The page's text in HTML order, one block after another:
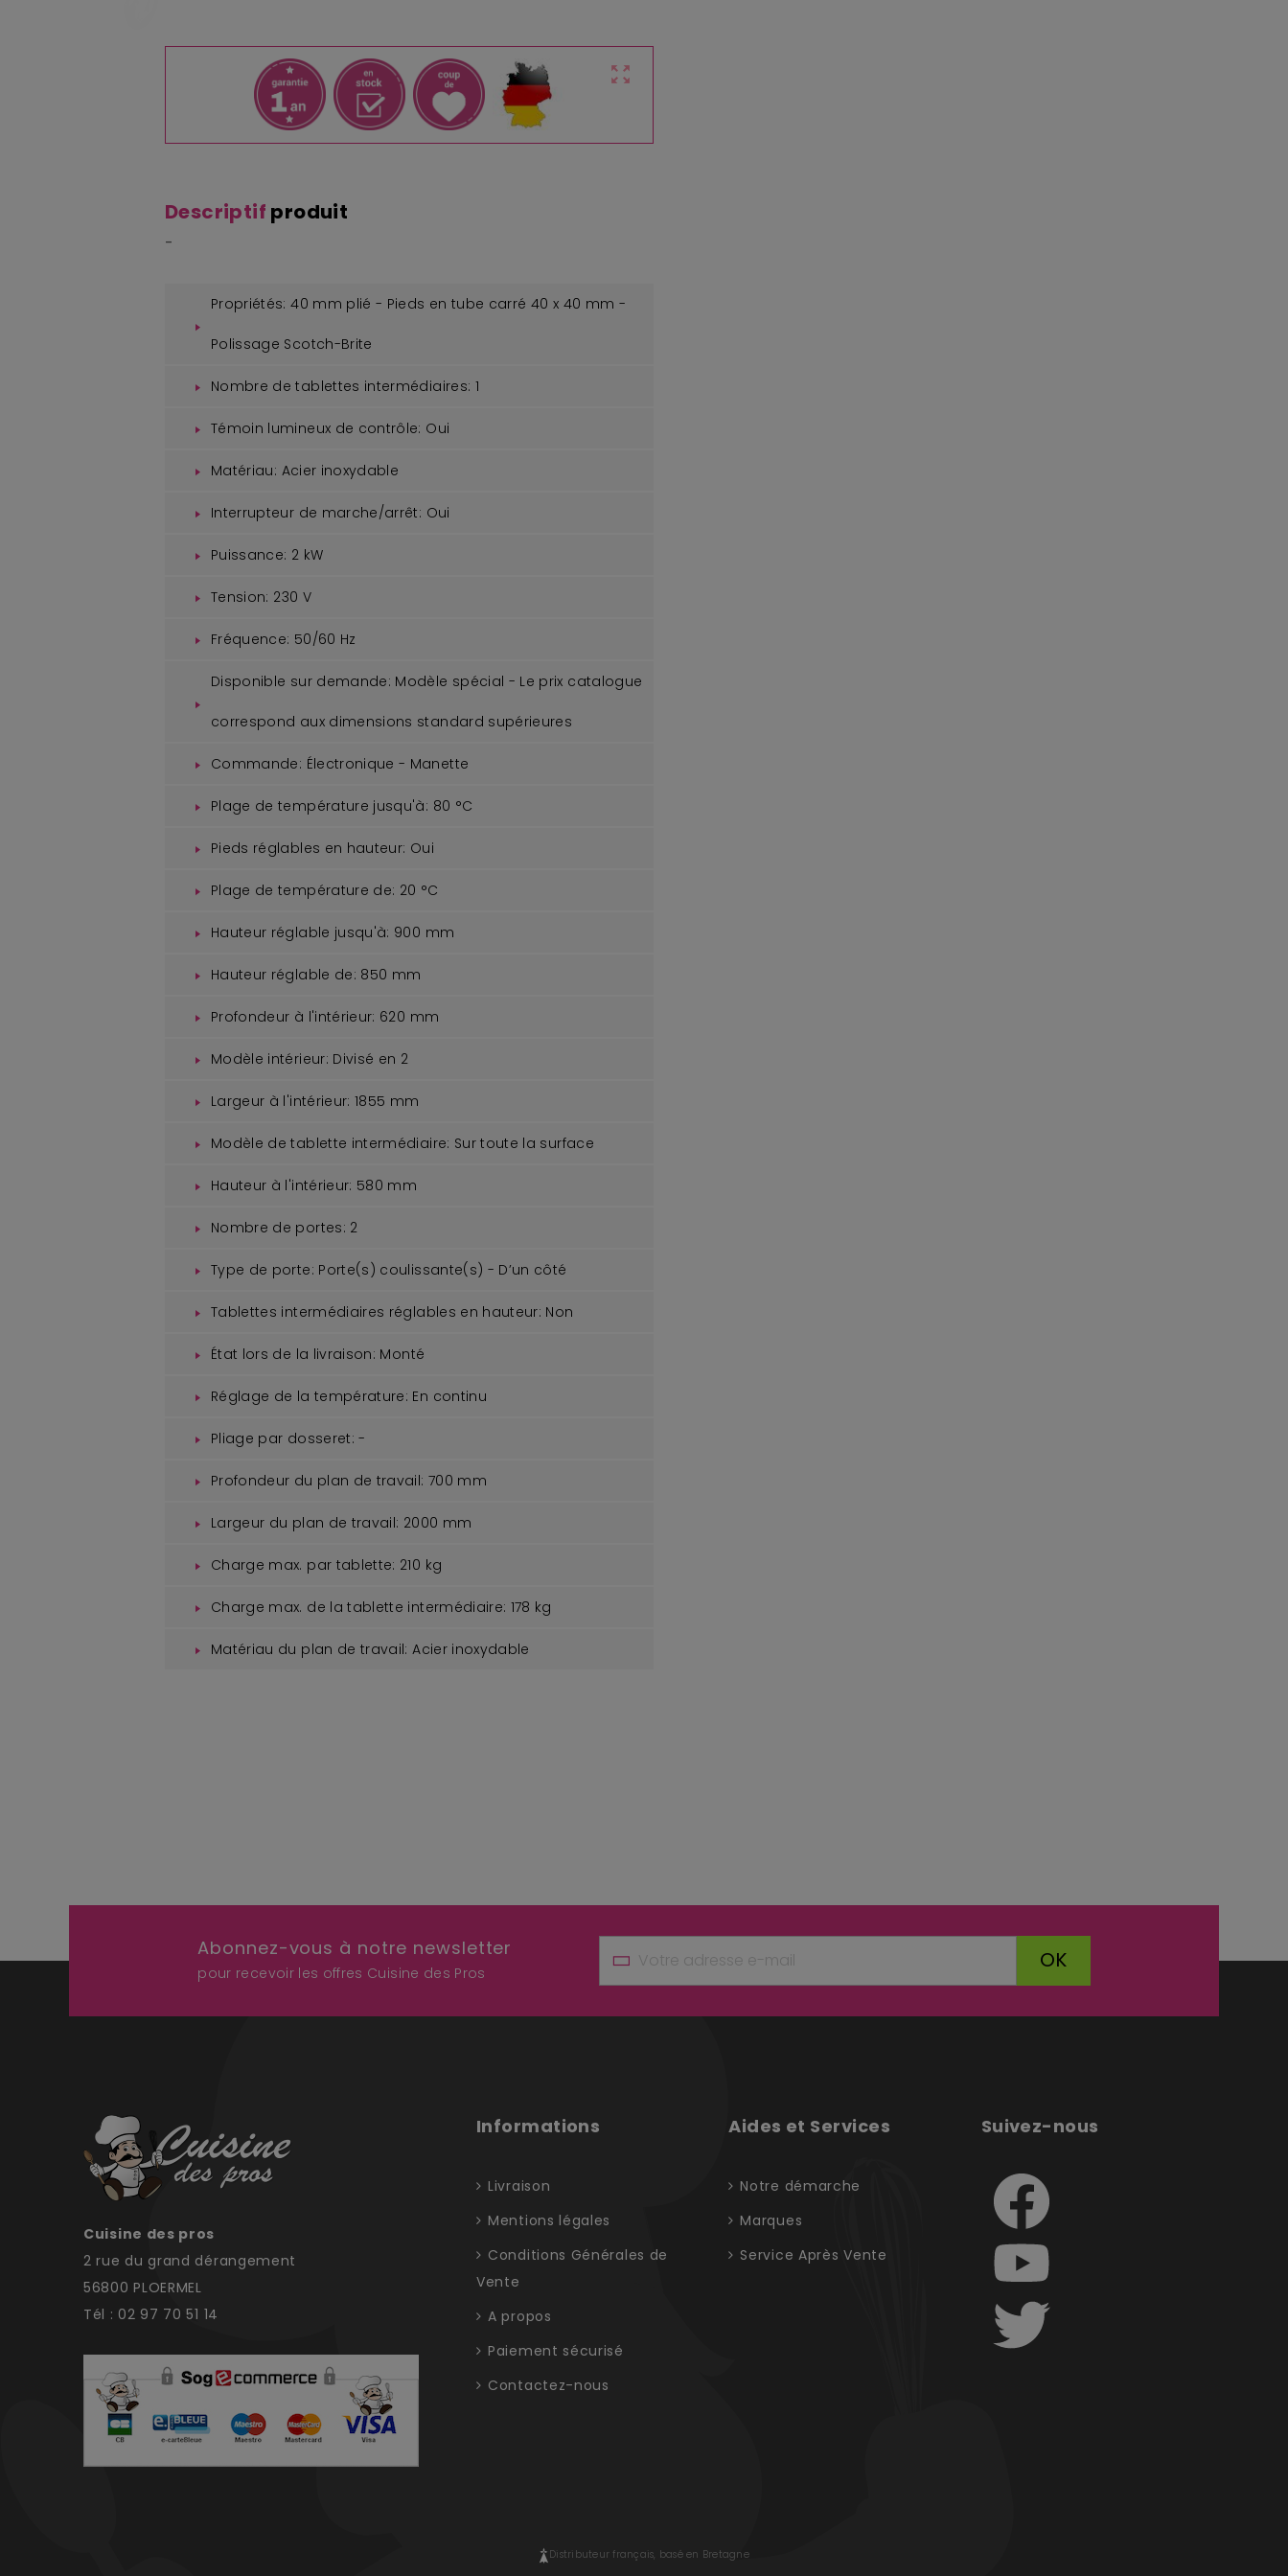
zoom_out_map
Descriptif produit
-
Propriétés: 40 mm plié - Pieds en tube carré 40 x 40 mm -
Polissage Scotch-Brite
Nombre de tablettes intermédiaires: 1
Témoin lumineux de contrôle: Oui
Matériau: Acier inoxydable
Interrupteur de marche/arrêt: Oui
Puissance: 2 kW
Tension: 230 V
Fréquence: 50/60 Hz
Disponible sur demande: Modèle spécial - Le prix catalogue
correspond aux dimensions standard supérieures
Commande: Électronique - Manette
Plage de température jusqu'à: 80 °C
Pieds réglables en hauteur: Oui
Plage de température de: 20 °C
Hauteur réglable jusqu'à: 900 mm
Hauteur réglable de: 850 mm
Profondeur à l'intérieur: 620 mm
Modèle intérieur: Divisé en 2
Largeur à l'intérieur: 1855 mm
Modèle de tablette intermédiaire: Sur toute la surface
Hauteur à l'intérieur: 580 mm
Nombre de portes: 2
Type de porte: Porte(s) coulissante(s) - D’un côté
Tablettes intermédiaires réglables en hauteur: Non
État lors de la livraison: Monté
Réglage de la température: En continu
Pliage par dosseret: -
Profondeur du plan de travail: 700 mm
Largeur du plan de travail: 2000 mm
Charge max. par tablette: 210 kg
Charge max. de la tablette intermédiaire: 178 kg
Matériau du plan de travail: Acier inoxydable
Abonnez-vous à notre newsletter
pour recevoir les offres Cuisine des Pros OK
Cuisine des pros
2 rue du grand dérangement
56800 PLOERMEL
Tél : 02 97 70 51 14
Informations
Livraison
Mentions légales
Conditions Générales de
Vente
A propos
Paiement sécurisé
Contactez-nous
Aides et Services
Notre démarche
Marques
Service Après Vente
Suivez-nous
Distributeur français, basé en Bretagne